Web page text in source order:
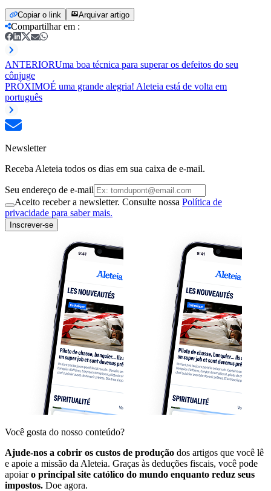
Copiar o link Arquivar artigo
Compartilhar em :
ANTERIORUma boa técnica para superar os defeitos do seu
cônjuge
PRÓXIMOÉ uma grande alegria! Aleteia está de volta em
português
Newsletter
Receba Aleteia todos os dias em sua caixa de e-mail.
Seu endereço de e-mail
Aceito receber a newsletter. Consulte nossa Política de
privacidade para saber mais.
Inscrever-se
Você gosta do nosso conteúdo?
Ajude-nos a cobrir os custos de produção dos artigos que você lê
e apoie a missão da Aleteia. Graças às deduções fiscais, você pode
apoiaro principal site católico do mundo enquanto reduz seus
impostos. Doe agora.